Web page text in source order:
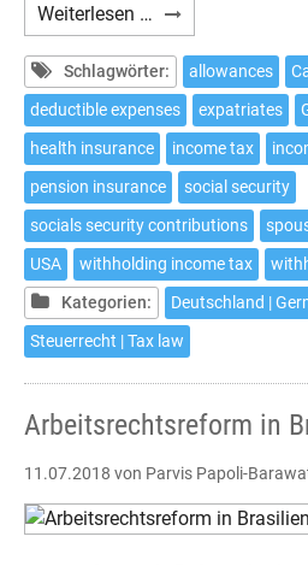
Weiterlesen … Expatriates:
10
tax
issues
to
be
considered
if
working
in
Germany
Schlagwörter: allowances
deductible expenses
expatriates
health insurance
income tax
pension insurance
social security
socials security contributions
USA
withholding income tax
Kategorien:
Deutschland |
Steuerrecht | Tax law
Arbeitsrechtsreform in
11.07.2018 von Parvis Papoli-